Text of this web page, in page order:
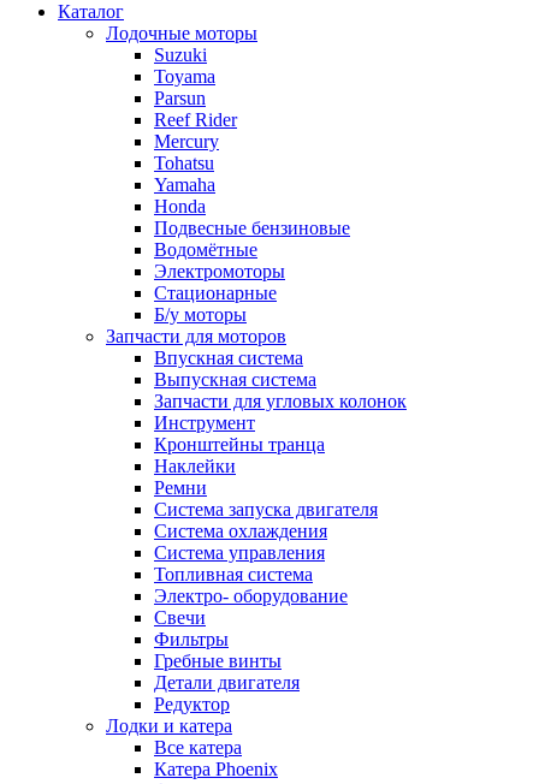
Каталог
Лодочные моторы
Suzuki
Toyama
Parsun
Reef Rider
Mercury
Tohatsu
Yamaha
Honda
Подвесные бензиновые
Водомётные
Электромоторы
Стационарные
Б/у моторы
Запчасти для моторов
Впускная система
Выпускная система
Запчасти для угловых колонок
Инструмент
Кронштейны транца
Наклейки
Ремни
Система запуска двигателя
Система охлаждения
Система управления
Топливная система
Электро- оборудование
Свечи
Фильтры
Гребные винты
Детали двигателя
Редуктор
Лодки и катера
Все катера
Катера Phoenix